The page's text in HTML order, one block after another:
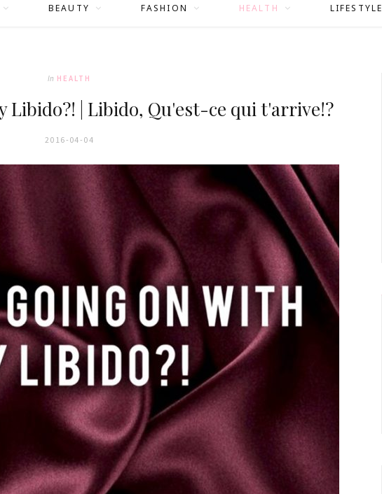
BEAUTY FASHION HEALTH LIFESTYLE
In HEALTH
Libido?! | Libido, Qu'est-ce qui t'arrive!?
2016-04-04